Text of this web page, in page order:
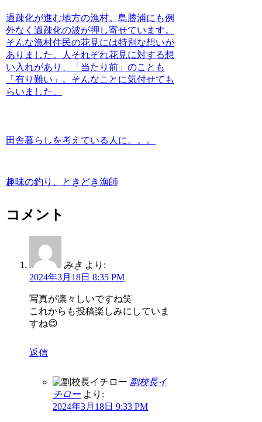
過疎化が進む地方の漁村。島勝浦にも例
外なく過疎化の波が押し寄せています。
そんな漁村住民の花見には特別な想いが
ありました。人それぞれ花見に対する想
い入れがあり、「当たり前」のことも
「有り難い」。そんなことに気付せても
らいました。
田舎暮らしを考えている人に。。。
趣味の釣り、ときどき漁師
コメント
みき より:
2024年3月18日 8:35 PM
写真が凛々しいですね笑
これからも投稿楽しみにしていま
すね😊
返信
副校長イ
チロー より:
2024年3月18日 9:33 PM